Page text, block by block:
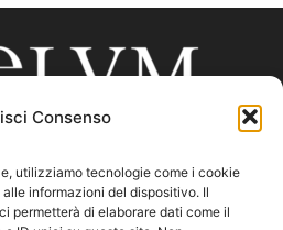
Consenso
utilizziamo tecnologie come i cookie
informazioni del dispositivo. Il
permetterà di elaborare dati come il
SIAMO